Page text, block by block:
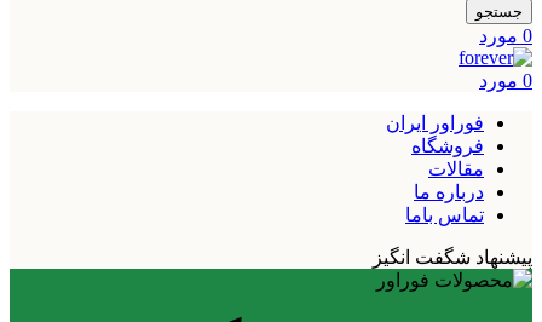
جستجو
0 مورد
0 مورد
فوراور ایران
فروشگاه
مقالات
درباره ما
تماس باما
پیشنهاد شگفت انگیز